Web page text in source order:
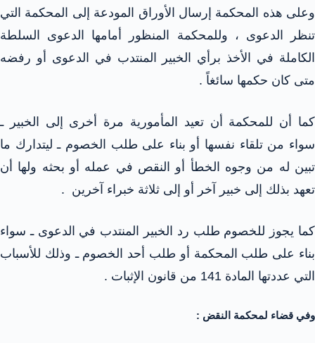
وعلى هذه المحكمة إرسال الأوراق المودعة إلى المحكمة التي
تنظر الدعوى ، وللمحكمة المنظور أمامها الدعوى السلطة
الكاملة في الأخذ برأي الخبير المنتدب في الدعوى أو رفضه
متى كان حكمها سائغاً .
كما أن للمحكمة أن تعيد المأمورية مرة أخرى إلى الخبير ـ
سواء من تلقاء نفسها أو بناء على طلب الخصوم ـ ليتدارك ما
تبين له من وجوه الخطأ أو النقص في عمله أو بحثه ولها أن
تعهد بذلك إلى خبير آخر أو إلى ثلاثة خبراء آخرين .
كما يجوز للخصوم طلب رد الخبير المنتدب في الدعوى ـ سواء
بناء على طلب المحكمة أو طلب أحد الخصوم ـ وذلك للأسباب
التي عددتها المادة 141 من قانون الإثبات .
وفي قضاء لمحكمة النقض :